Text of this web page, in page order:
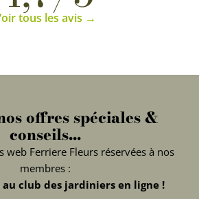
tous les avis →
offres spéciales &
conseils...
web Ferriere Fleurs réservées à nos
membres :
au club des jardiniers en ligne !